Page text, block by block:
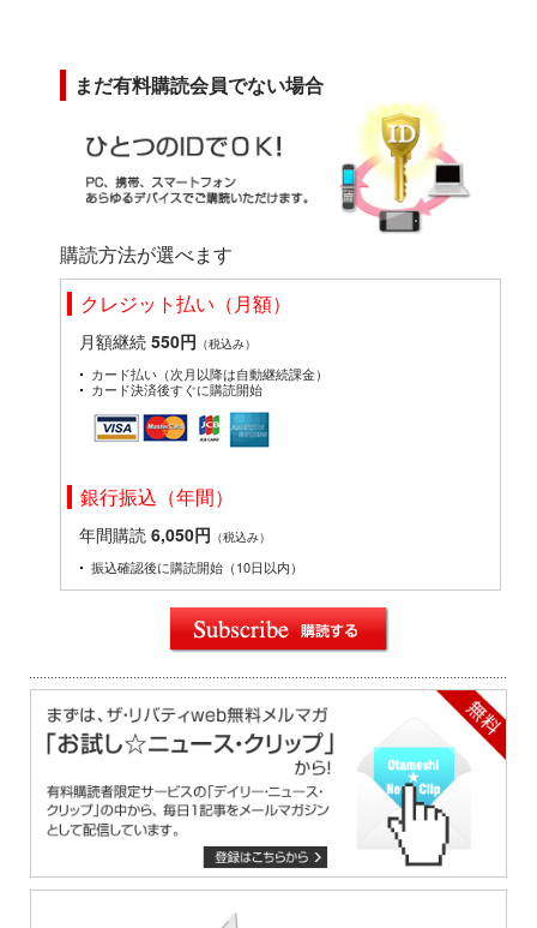
まだ有料購読会員でない場合
購読方法が選べます
クレジット払い（月額）
月額継続 550円 （税込み）
カード払い（次月以降は自動継続課金）
カード決済後すぐに購読開始
銀行振込（年間）
年間購読 6,050円 （税込み）
振込確認後に購読開始（10日以内）